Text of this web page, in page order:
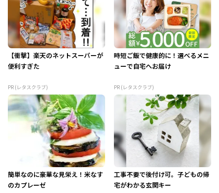
【衝撃】楽天のネットスーパーが
便利すぎた
PR (レタスクラブ)
時短ご飯で健康的に！選べるメニ
ューで自宅へお届け
PR (レタスクラブ)
簡単なのに豪華な見栄え！米なす
のカプレーゼ
工事不要で後付け可。子どもの帰
宅がわかる玄関キー